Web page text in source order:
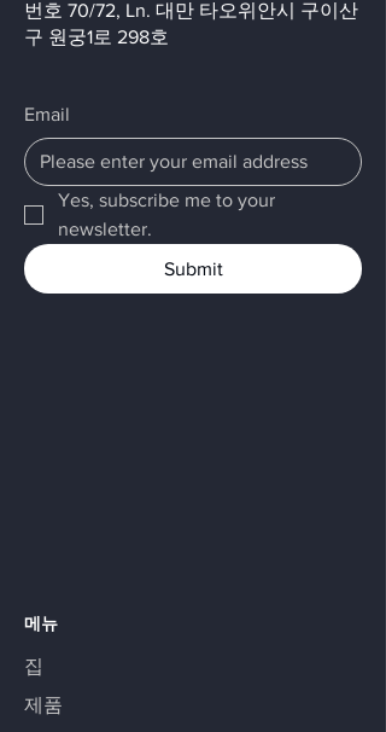
번호 70/72, Ln. 대만 타오위안시 구이산
구 원궁1로 298호
Email
Yes, subscribe me to your
newsletter.
Submit
메뉴
집
제품